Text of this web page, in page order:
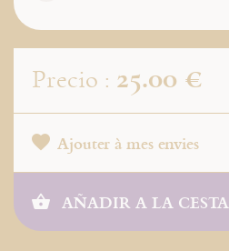
Precio : 25.00 €
Ajouter à mes envies
AÑADIR A LA CESTA